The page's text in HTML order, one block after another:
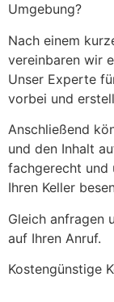
Umgebung?
Nach einem
vereinbaren wir
Unser Experte
vorbei und
Anschließend
und den Inhalt
fachgerecht und
Ihren Keller
Gleich anfragen
auf Ihren Anruf.
Kostengünstige